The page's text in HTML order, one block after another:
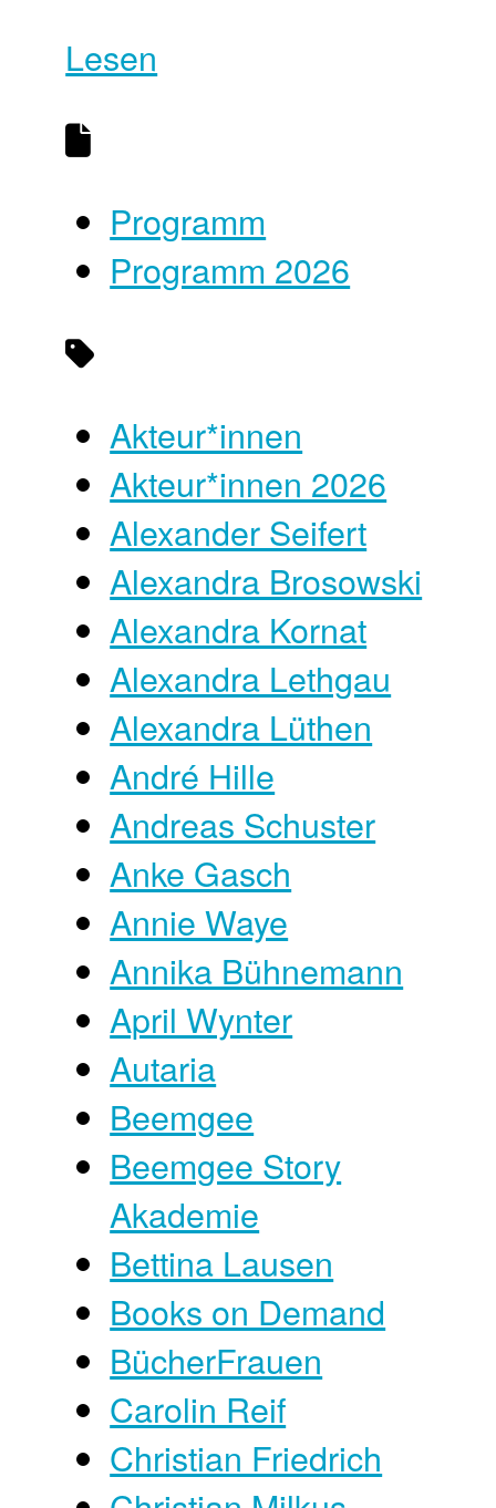
Lesen
Programm
Programm 2026
Akteur*innen
Akteur*innen 2026
Alexander Seifert
Alexandra Brosowski
Alexandra Kornat
Alexandra Lethgau
Alexandra Lüthen
André Hille
Andreas Schuster
Anke Gasch
Annie Waye
Annika Bühnemann
April Wynter
Autaria
Beemgee
Beemgee Story
Akademie
Bettina Lausen
Books on Demand
BücherFrauen
Carolin Reif
Christian Friedrich